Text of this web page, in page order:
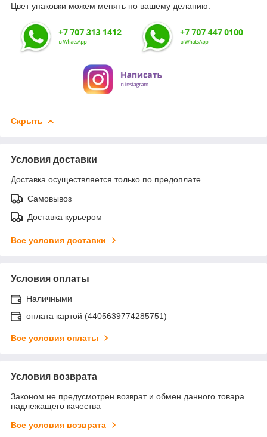
Цвет упаковки можем менять по вашему деланию.
Скрыть
Условия доставки
Доставка осуществляется только по предоплате.
Самовывоз
Доставка курьером
Все условия доставки
Условия оплаты
Наличными
оплата картой (4405639774285751)
Все условия оплаты
Условия возврата
Законом не предусмотрен возврат и обмен данного товара
надлежащего качества
Все условия возврата